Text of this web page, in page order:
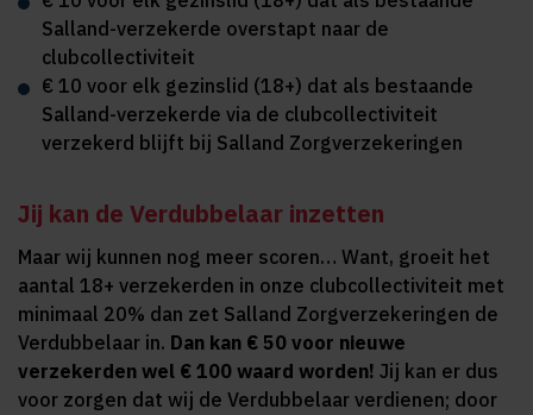
Salland-verzekerde overstapt naar de
clubcollectiviteit
€ 10 voor elk gezinslid (18+) dat als bestaande
Salland-verzekerde via de clubcollectiviteit
verzekerd blijft bij Salland Zorgverzekeringen
Jij kan de Verdubbelaar inzetten
Maar wij kunnen nog meer scoren… Want, groeit het
aantal 18+ verzekerden in onze clubcollectiviteit met
minimaal 20% dan zet Salland Zorgverzekeringen de
Verdubbelaar in. Dan kan € 50 voor nieuwe
verzekerden wel € 100 waard worden! Jij kan er dus
voor zorgen dat wij de Verdubbelaar verdienen; door